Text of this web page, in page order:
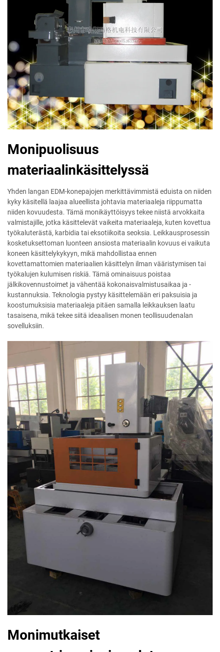
Monipuolisuus
materiaalinkäsittelyssä
Yhden langan EDM-konepajojen merkittävimmistä eduista on niiden
kyky käsitellä laajaa alueellista johtavia materiaaleja riippumatta
niiden kovuudesta. Tämä monikäyttöisyys tekee niistä arvokkaita
valmistajille, jotka käsittelevät vaikeita materiaaleja, kuten kovettua
työkaluterästä, karbidia tai eksotiikoita seoksia. Leikkausprosessin
kosketuksettoman luonteen ansiosta materiaalin kovuus ei vaikuta
koneen käsittelykykyyn, mikä mahdollistaa ennen
kovettamattomien materiaalien käsittelyn ilman vääristymisen tai
työkalujen kulumisen riskiä. Tämä ominaisuus poistaa
jälkikovennustoimet ja vähentää kokonaisvalmistusaikaa ja -
kustannuksia. Teknologia pystyy käsittelemään eri paksuisia ja
koostumuksisia materiaaleja pitäen samalla leikkauksen laatu
tasaisena, mikä tekee siitä ideaalisen monen teollisuudenalan
sovelluksiin.
Monimutkaiset